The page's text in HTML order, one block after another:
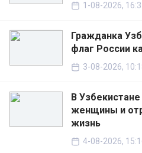
1-08-2026,
Гражданка
флаг России
3-08-2026,
В
женщины и
жизнь
4-08-2026,